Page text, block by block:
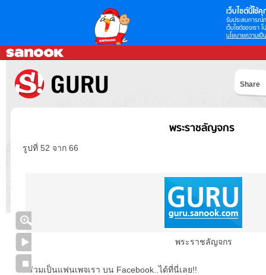
เว็บไซต์นี้ใช้คุ
รับประสบการณ์
เว็บไซต์ของเรา
นโยบายความเป็
Share
พระราชลัญจกร
รูปที่ 52 จาก 66
พระราชลัญจกร
ร่วมเป็นแฟนเพจเรา บน Facebook..ได้ที่นี่เลย!!